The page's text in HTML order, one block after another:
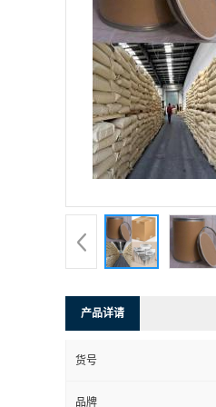
产品详请
货号
品牌